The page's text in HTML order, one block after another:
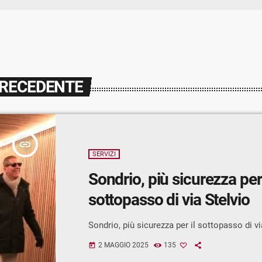
insert_link
SERVIZI
Sondrio, più sicurezza per
sottopasso di via Stelvio
Sondrio, più sicurezza per il sottopasso di
today 2 MAGGIO 2025 135